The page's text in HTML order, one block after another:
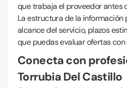
que trabaja el proveedor antes
La estructura de la información
alcance del servicio, plazos
que puedas evaluar ofertas
Conecta con
Torrubia Del Castillo